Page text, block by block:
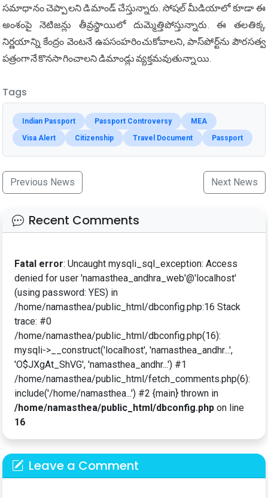
సమాధానం చెప్పాలని డిమాండ్ చేస్తున్నారు. సోషల్ మీడియాలో కూడా ఈ
అంశంపై నెటిజన్లు తీవ్రస్థాయిలో దుమ్మెత్తిపోస్తున్నారు. ఈ తలతిక్క
నిర్ణయాన్ని కేంద్రం వెంటనే ఉపసంహరించుకోవాలని, పాస్‌పోర్ట్‌ను పౌరసత్వ
పత్రంగానే కొనసాగించాలని డిమాండ్లు వ్యక్తమవుతున్నాయి.
Tags
Indian Passport Passport Controversy
MEA
Visa Alert
Citizenship Travel Document Passport
Previous News Next News
Recent Comments
Fatal error: Uncaught mysqli_sql_exception: Access
denied for user 'namasthea_andhra_web'@'localhost'
(using password: YES) in
/home/namasthea/public_html/dbconfig.php:16 Stack
trace: #0
/home/namasthea/public_html/dbconfig.php(16):
mysqli->__construct('localhost', 'namasthea_andhr...',
'O$JXgAt_ShVG', 'namasthea_andhr...') #1
/home/namasthea/public_html/fetch_comments.php(6):
include('/home/namasthea...') #2 {main} thrown in
/home/namasthea/public_html/dbconfig.php on line
16
Leave a Comment